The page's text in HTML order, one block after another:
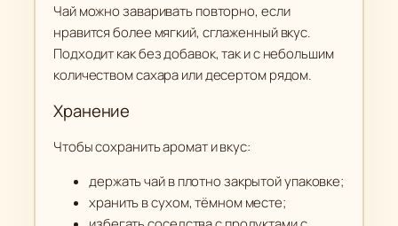
Чай можно заваривать повторно, если
нравится более мягкий, сглаженный вкус.
Подходит как без добавок, так и с небольшим
количеством сахара или десертом рядом.
Хранение
Чтобы сохранить аромат и вкус:
держать чай в плотно закрытой упаковке;
хранить в сухом, тёмном месте;